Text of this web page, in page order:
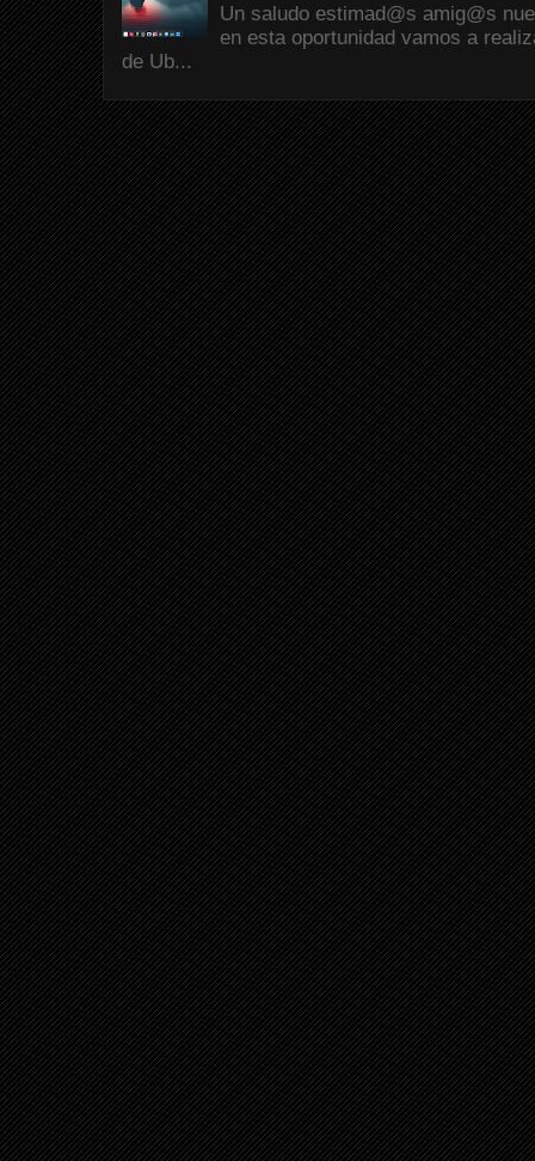
Un saludo estimad@s amig@s
en esta oportunidad vamos a
de Ub...